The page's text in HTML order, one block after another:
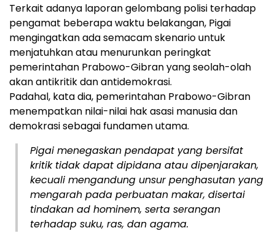
Terkait adanya laporan gelombang polisi terhadap
pengamat beberapa waktu belakangan, Pigai
mengingatkan ada semacam skenario untuk
menjatuhkan atau menurunkan peringkat
pemerintahan Prabowo-Gibran yang seolah-olah
akan antikritik dan antidemokrasi.
Padahal, kata dia, pemerintahan Prabowo-Gibran
menempatkan nilai-nilai hak asasi manusia dan
demokrasi sebagai fundamen utama.
Pigai menegaskan pendapat yang bersifat
kritik tidak dapat dipidana atau dipenjarakan,
kecuali mengandung unsur penghasutan yang
mengarah pada perbuatan makar, disertai
tindakan ad hominem, serta serangan
terhadap suku, ras, dan agama.